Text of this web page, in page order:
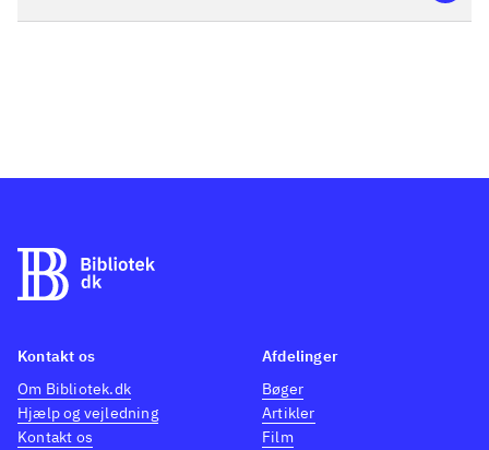
Kontakt os
Om Bibliotek.dk
Hjælp og vejledning
Kontakt os
Afdelinger
Bøger
Artikler
Film